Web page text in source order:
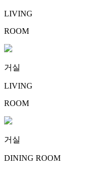
LIVING
ROOM
거실
LIVING
ROOM
거실
DINING ROOM